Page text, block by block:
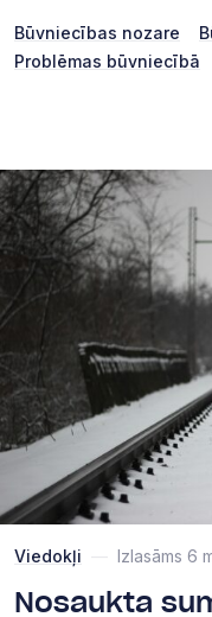
Būvniecības nozare
Problēmas būvniecībā
Viedokļi Izlasāms 6
Nosaukta